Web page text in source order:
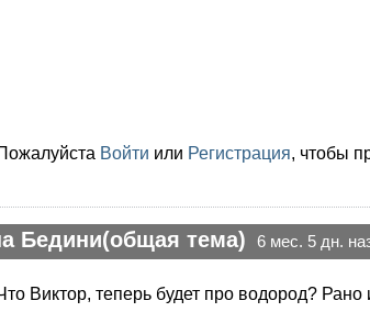
Войти или Регистрация, чтобы
Бедини(общая тема) 6 мес. 5 дн.
Виктор, теперь будет про водород?